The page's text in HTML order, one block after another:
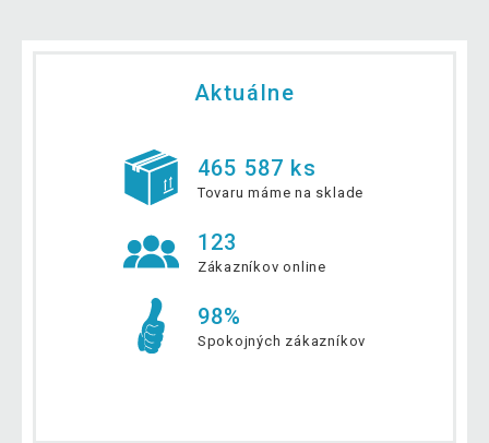
Aktuálne
465 587 ks
Tovaru máme na sklade
123
Zákazníkov online
98%
Spokojných zákazníkov